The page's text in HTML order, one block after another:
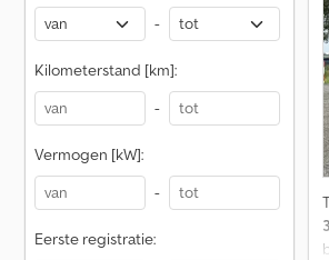
-
Kilometerstand [km]:
-
Vermogen [kW]:
-
Eerste registratie: